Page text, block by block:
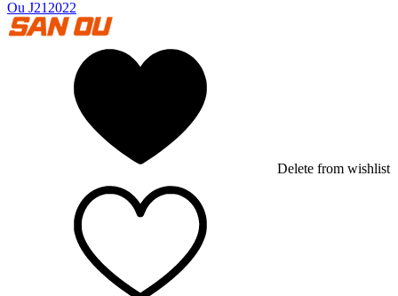
Delete from wishlist